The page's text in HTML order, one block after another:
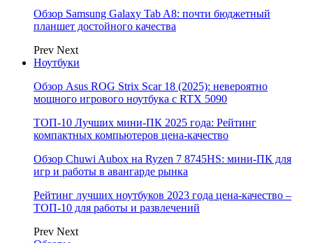
Обзор Samsung Galaxy Tab A8: почти бюджетный
планшет достойного качества
Prev Next
Ноутбуки
Обзор Asus ROG Strix Scar 18 (2025): невероятно
мощного игрового ноутбука с RTX 5090
ТОП-10 Лучших мини-ПК 2025 года: Рейтинг
компактных компьютеров цена-качество
Обзор Chuwi Aubox на Ryzen 7 8745HS: мини-ПК для
игр и работы в авангарде рынка
Рейтинг лучших ноутбуков 2023 года цена-качество –
ТОП-10 для работы и развлечений
Prev Next